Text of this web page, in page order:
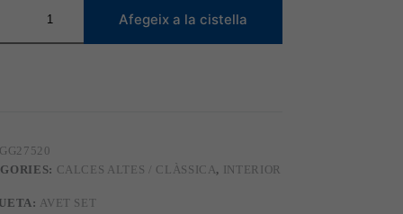
Afegeix a la cistella
GG27520
CALCES ALTES / CLÀSSICA, INTERIOR
AVET SET